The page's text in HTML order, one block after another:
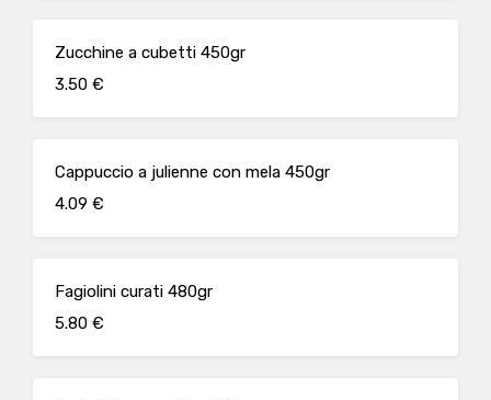
Zucchine a cubetti 450gr
3.50 €
Cappuccio a julienne con mela 450gr
4.09 €
Fagiolini curati 480gr
5.80 €